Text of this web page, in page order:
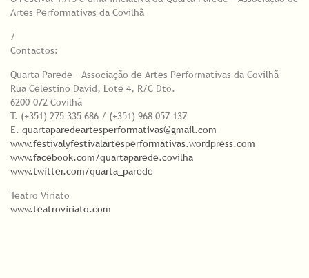
Artes Performativas da Covilhã
/
Contactos:
Quarta Parede – Associação de Artes Performativas da Covilhã
Rua Celestino David, Lote 4, R/C Dto.
6200-072 Covilhã
T. (+351) 275 335 686 / (+351) 968 057 137
E. quartaparedeartesperformativas@gmail.com
www.festivalyfestivalartesperformativas.wordpress.com
www.facebook.com/quartaparede.covilha
www.twitter.com/quarta_parede
Teatro Viriato
www.teatroviriato.com